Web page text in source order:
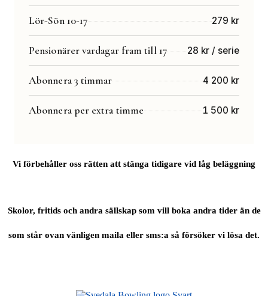
Lör-Sön 10-17 279 kr
Pensionärer vardagar fram till 17 28 kr / serie
Abonnera 3 timmar 4 200 kr
Abonnera per extra timme 1 500 kr
Vi förbehåller oss rätten att stänga tidigare vid låg beläggning
Skolor, fritids och andra sällskap som vill boka andra tider än de
som står ovan vänligen maila eller sms:a så försöker vi lösa det.